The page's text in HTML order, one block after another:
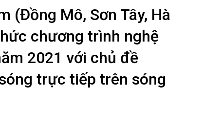
(Đồng Mô, Sơn Tây, Hà
chương trình nghệ
2021 với chủ đề
trực tiếp trên sóng